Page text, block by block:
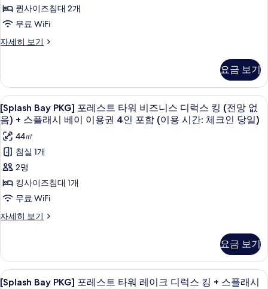
보
기
시
베
이
권
4
인
포
함
(이
용
시
간:
체
인
당
+
플
래
시
이
권
4
인
포
함
(이
용
시
간:
체
크
인
자
세
히
보
트
타
워
럭
스
더
블
퀸
+
스
플
래
시
이
용
퀸사이즈침대 2개
무료 WiFi
자세히 보기
[Splash
레
스
트
타
워
디
럭
스
더
블
스
플
베
이
요금 보기
[Splash
Bay
PKG]
포
레
스
트
타
워
즈
니
스
오리/거위털 이불, 미니바, 객실 내 금
5
[Splash Bay PKG] 포레스트 타워 비즈니스 디럭스 킹 (전망 없
음) + 스플래시 베이 이용권 4인 포함 (이용 시간: 체크인 당일)
44㎡
침실 1개
2명
킹사이즈침대 1개
무료 WiFi
자세히 보기
[Splash
레
스
트
요금 보기
[Splash
오리/거위털 이불, 미니바, 객실 내 금
5
[Splash Bay PKG] 포레스트 타워 레이크 디럭스 킹 + 스플래시